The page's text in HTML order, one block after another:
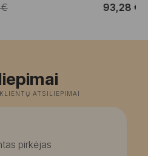
€ 93,28€
ATSILIEPIMAI
pirkėjas